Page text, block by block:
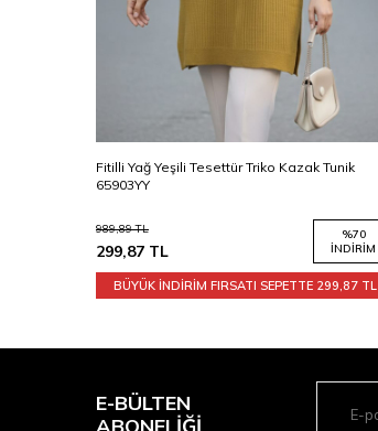
Fitilli Yağ Yeşili Tesettür Triko Kazak Tunik
65903YY
989,89TL
299,87 TL
%70
İNDIRIM
BÜYÜK İNDİRİM FIRSATI SEPETTE 299,87 TL
E-BÜLTEN